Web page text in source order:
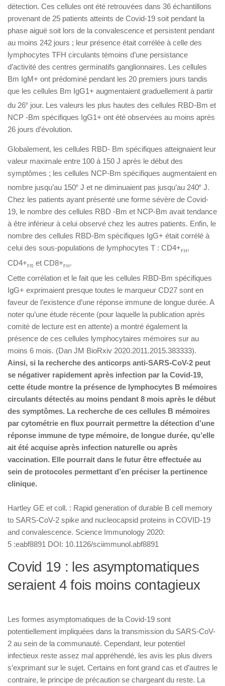
détection. Ces cellules ont été retrouvées dans 36 échantillons
provenant de 25 patients atteints de Covid-19 soit pendant la
phase aiguë soit lors de la convalescence et persistent pendant
au moins 242 jours ; leur présence était corrélée à celle des
lymphocytes TFH circulants témoins d’une persistance
d’activité des centres germinatifs ganglionnaires. Les cellules
Bm IgM+ ont prédominé pendant les 20 premiers jours tandis
que les cellules Bm IgG1+ augmentaient graduellement à partir
du 26e jour. Les valeurs les plus hautes des cellules RBD-Bm et
NCP -Bm spécifiques IgG1+ ont été observées au moins après
26 jours d’évolution.
Globalement, les cellules RBD- Bm spécifiques atteignaient leur
valeur maximale entre 100 à 150 J après le début des
symptômes ; les cellules NCP-Bm spécifiques augmentaient en
nombre jusqu’au 150e J et ne diminuaient pas jusqu’au 240e J.
Chez les patients ayant présenté une forme sévère de Covid-
19, le nombre des cellules RBD -Bm et NCP-Bm avait tendance
à être inférieur à celui observé chez les autres patients. Enfin, le
nombre des cellules RBD-Bm spécifiques IgG+ était corrélé à
celui des sous-populations de lymphocytes T : CD4+ FH ,
CD4+ FR et CD8+ FH .
Cette corrélation et le fait que les cellules RBD-Bm spécifiques
IgG+ exprimaient presque toutes le marqueur CD27 sont en
faveur de l’existence d’une réponse immune de longue durée. A
noter qu’une étude récente (pour laquelle la publication après
comité de lecture est en attente) a montré également la
présence de ces cellules lymphocytaires mémoires sur au
moins 6 mois. (Dan JM BioRxiv 2020.2011.2015.383333).
Ainsi, si la recherche des anticorps anti-SARS-CoV-2 peut
se négativer rapidement après infection par la Covid-19,
cette étude montre la présence de lymphocytes B mémoires
circulants détectés au moins pendant 8 mois après le début
des symptômes. La recherche de ces cellules B mémoires
par cytométrie en flux pourrait permettre la détection d’une
réponse immune de type mémoire, de longue durée, qu’elle
ait été acquise après infection naturelle ou après
vaccination. Elle pourrait dans le futur être effectuée au
sein de protocoles permettant d’en préciser la pertinence
clinique.
Hartley GE et coll. : Rapid generation of durable B cell memory
to SARS-CoV-2 spike and nucleocapsid proteins in COVID-19
and convalescence. Science Immunology 2020:
5 :eabf8891 DOI: 10.1126/sciimmunol.abf8891
Covid 19 : les asymptomatiques
seraient 4 fois moins contagieux
Les formes asymptomatiques de la Covid-19 sont
potentiellement impliquées dans la transmission du SARS-CoV-
2 au sein de la communauté. Cependant, leur potentiel
infectieux reste assez mal appréhendé, les avis les plus divers
s’exprimant sur le sujet. Certains en font grand cas et d’autres le
contraire, le principe de précaution se chargeant du reste. La